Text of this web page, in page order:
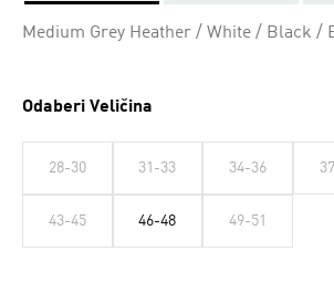
Medium Grey Heather / White / Black /
Odaberi Veličina
28-30 31-33 34-36
43-45 46-48 49-51